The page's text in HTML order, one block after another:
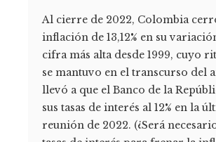
Al cierre de 2022, Colombia
inflación de 13,12% en su
cifra más alta desde 1999, cuyo
se mantuvo en el transcurso del
llevó a que el Banco de la
sus tasas de interés al 12% en la
reunión de 2022. (¿Será